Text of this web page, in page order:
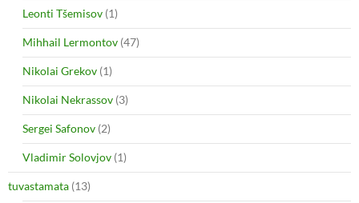
Leonti Tšemisov (1)
Mihhail Lermontov (47)
Nikolai Grekov (1)
Nikolai Nekrassov (3)
Sergei Safonov (2)
Vladimir Solovjov (1)
tuvastamata (13)